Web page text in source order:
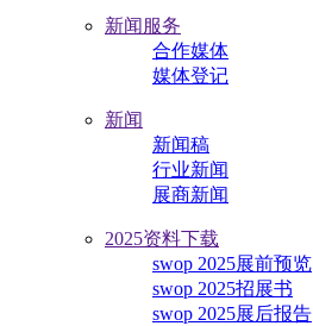
新闻服务
合作媒体
媒体登记
新闻
新闻稿
行业新闻
展商新闻
2025资料下载
swop 2025展前预览
swop 2025招展书
swop 2025展后报告